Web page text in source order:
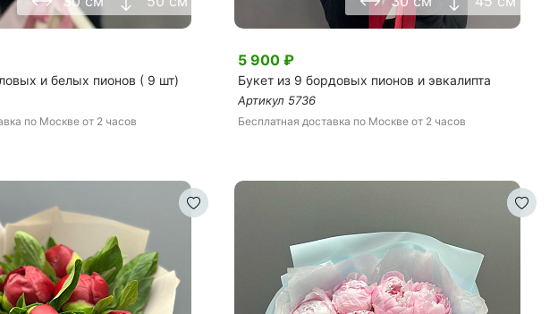
и белых пионов ( 9 шт)
по Москве от 2 часов
5 900₽
Букет из 9 бордовых пионов и эвкалипта
Артикул5736
Бесплатная доставка по Москвеот 2 часов